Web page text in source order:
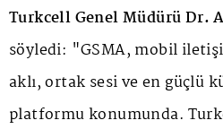
Turkcell Genel Müdürü Dr.
söyledi: "GSMA, mobil
aklı, ortak sesi ve en güçlü
platformu konumunda.